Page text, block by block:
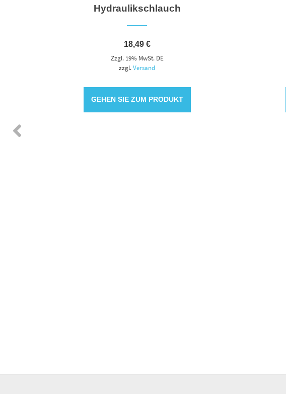
Hydraulikschlauch
18,49 €
Zzgl. 19% MwSt. DE
zzgl.Versand
GEHEN SIE ZUM PRODUKT